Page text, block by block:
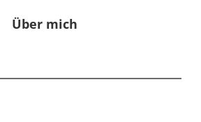
Über mich